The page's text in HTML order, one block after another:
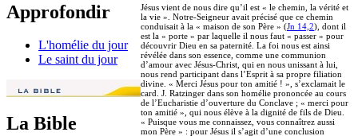
Approfondir
L'homélie du jour
Le saint du jour
La Bible
Jésus vient de nous dire qu’il est « le chemin, la vérité et
la vie ». Notre-Seigneur avait précisé que ce chemin
conduisait à la « maison de son Père » (Jn 14,2), dont il
est la « porte » par laquelle il nous faut « passer » pour
découvrir Dieu en sa paternité. La foi nous est ainsi
révélée dans son essence, comme une communion
d’amour avec Jésus-Christ, qui en nous unissant à lui,
nous rend participant dans l’Esprit à sa propre filiation
divine. « Merci Jésus pour ton amitié ! », s’exclamait le
card. J. Ratzinger dans son homélie prononcée au cours
de l’Eucharistie d’ouverture du Conclave ; « merci pour
ton amitié », qui nous élève à la dignité de fils de Dieu.
« Puisque vous me connaissez, vous connaîtrez aussi
mon Père » : pour Jésus il s’agit d’une conclusion